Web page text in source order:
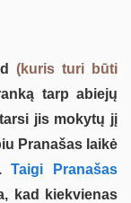
(kuris turi būti
tarp abiejų
jis mokytų jį
Pranašas laikė
Taigi Pranašas
kad kiekvienas